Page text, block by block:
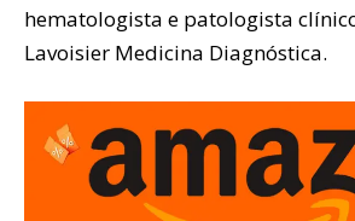
hematologista e patologista
Lavoisier Medicina Diagnóstica.